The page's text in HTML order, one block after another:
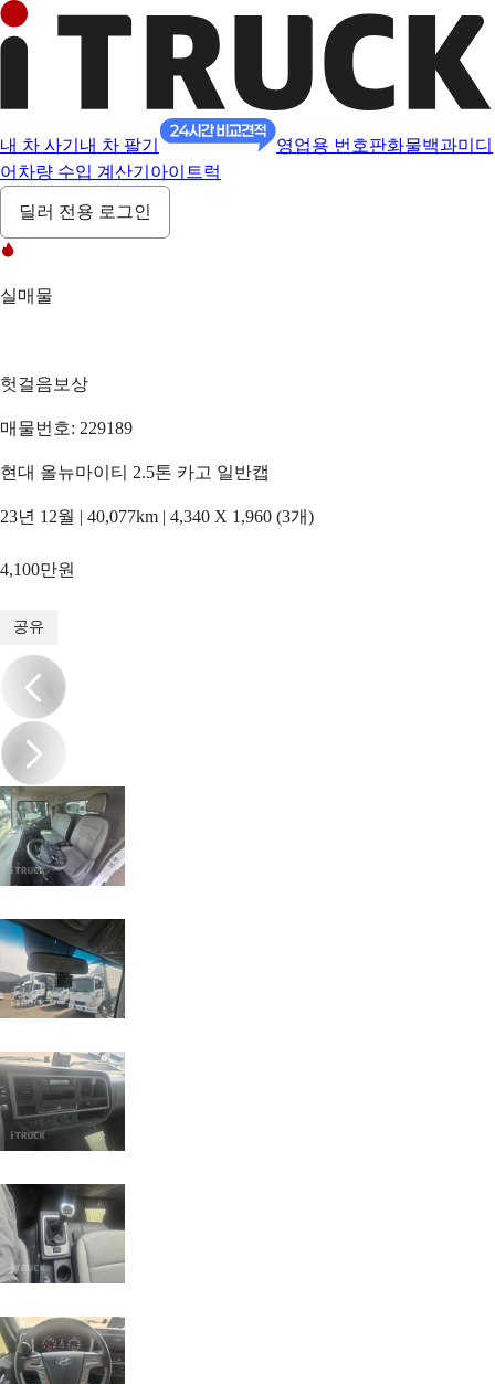
내 차 사기 내 차 팔기 영업용 번호판화물백과미디
어 차량 수입 계산기 아이트럭
딜러 전용 로그인
실매물
헛걸음보상
매물번호: 229189
현대 올뉴마이티 2.5톤 카고 일반캡
23년 12월 | 40,077km | 4,340 X 1,960 (3개)
4,100만원
공유
/16